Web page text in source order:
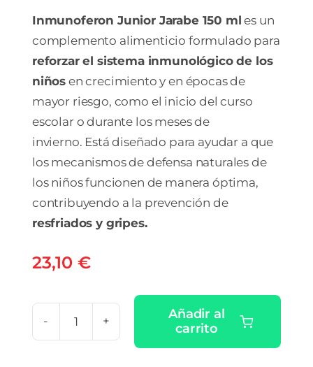
Inmunoferon Junior Jarabe 150 ml es un
complemento alimenticio formulado para
reforzar el sistema inmunológico de los
niños en crecimiento y en épocas de
mayor riesgo, como el inicio del curso
escolar o durante los meses de
invierno. Está diseñado para ayudar a que
los mecanismos de defensa naturales de
los niños funcionen de manera óptima,
contribuyendo a la prevención de
resfriados y gripes.
23,10 €
INMUNOFERON
Añadir al
carrito